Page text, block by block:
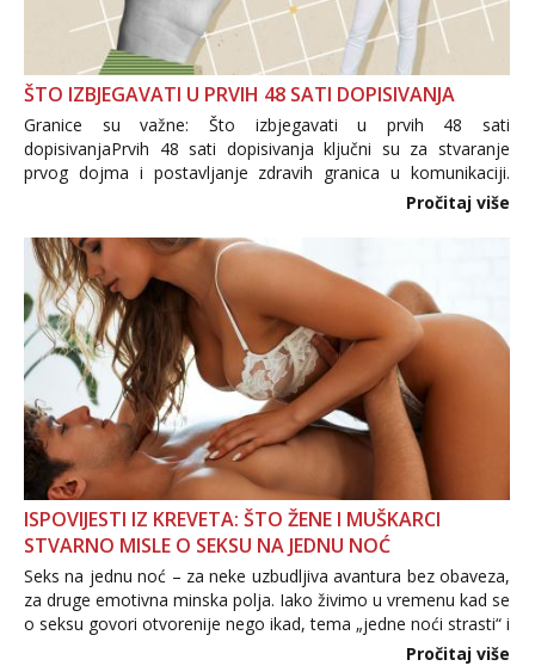
ŠTO IZBJEGAVATI U PRVIH 48 SATI DOPISIVANJA
Granice su važne: Što izbjegavati u prvih 48 sati
dopisivanjaPrvih 48 sati dopisivanja ključni su za stvaranje
prvog dojma i postavljanje zdravih granica u komunikaciji.
Važno je izbjeći prebrzo otkrivanje osobnih ili intimnih
informacija, jer nepoznata osoba još nije zaslužila to
povjerenje. Takođe...
Pročitaj više
ISPOVIJESTI IZ KREVETA: ŠTO ŽENE I MUŠKARCI
STVARNO MISLE O SEKSU NA JEDNU NOĆ
Seks na jednu noć – za neke uzbudljiva avantura bez obaveza,
za druge emotivna minska polja. Iako živimo u vremenu kad se
o seksu govori otvorenije nego ikad, tema „jedne noći strasti“ i
dalje izaziva burne rasprave. Što zapravo misle žene, a što
Pročitaj više